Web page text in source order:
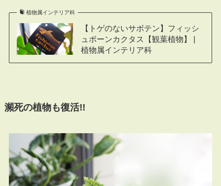
植物属インテリア科
【トゲのないサボテン】フィッシ
ュボーンカクタス【観葉植物】 |
植物属インテリア科
瀕死の植物も復活!!